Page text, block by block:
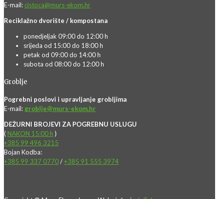
E-mail: cistoca@murs-ekom.hr
Reciklažno dvorište / kompostana
ponedjeljak 09:00 do 12:00 h
srijeda od 15:00 do 18:00 h
petak od 09:00 do 14:00 h
subota od 08:00 do 12:00 h
Groblje
Pogrebni poslovi i upravljanje grobljima
E-mail: groblje@murs-ekom.hr
DEŽURNI BROJEVI ZA POGREBNU USLUGU
( NAKON 15:00 h )
+385 99 496 3215
Bojan Kodba:
+385 99 337 0770/+385 91 555 3974